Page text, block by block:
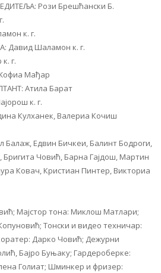
Рози Брешћански Б.
к. г.
Давид Шаламон к. г.
г.
Мађар
Атила Барат
к. г.
Кулханек, Валериа Кочиш
Едвин Бичкеи, Балинт Бодроги,
Човић, Барна Гајдош, Мартин
Ковач, Кристиан Пинтер, Викториа
Мајстор тона: Миклош Матлари;
Тонски и видео техничар:
Дарко Човић; Дежурни
Бајро Буњаку; Гардероберке:
Голиат; Шминкер и фризер: